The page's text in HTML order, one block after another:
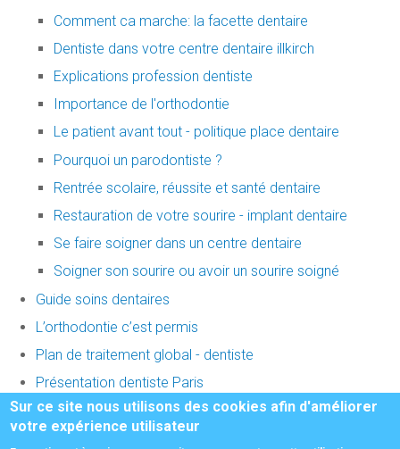
Comment ca marche: la facette dentaire
Dentiste dans votre centre dentaire illkirch
Explications profession dentiste
Importance de l'orthodontie
Le patient avant tout - politique place dentaire
Pourquoi un parodontiste ?
Rentrée scolaire, réussite et santé dentaire
Restauration de votre sourire - implant dentaire
Se faire soigner dans un centre dentaire
Soigner son sourire ou avoir un sourire soigné
Guide soins dentaires
L’orthodontie c’est permis
Plan de traitement global - dentiste
Présentation dentiste Paris
Vos dents ont 40 ans !
Sur ce site nous utilisons des cookies afin d'améliorer
votre expérience utilisateur